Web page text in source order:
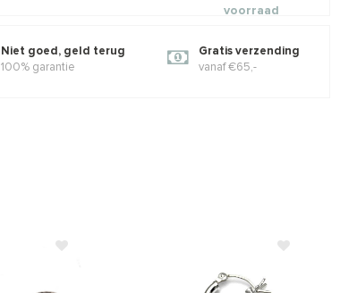
voorraad
Niet goed, geld terug
100% garantie
Gratis verzending
vanaf €65,-